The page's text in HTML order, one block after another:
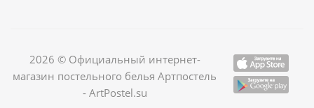
2026 © Официальный интернет-
магазин постельного белья Артпостель
- ArtPostel.su